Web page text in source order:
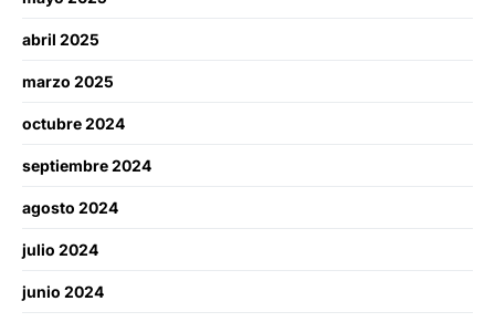
abril 2025
marzo 2025
octubre 2024
septiembre 2024
agosto 2024
julio 2024
junio 2024